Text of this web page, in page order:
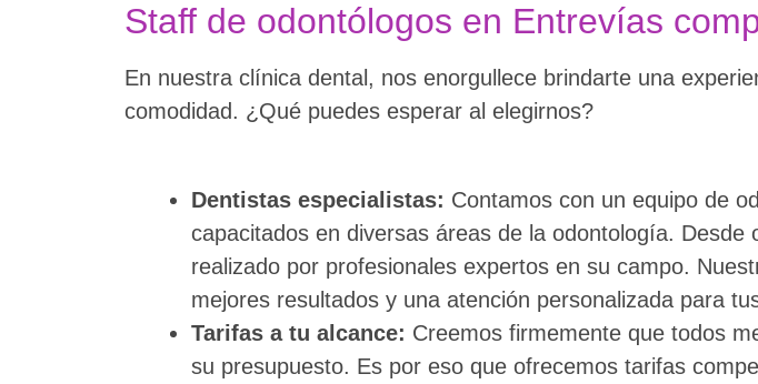
Staff de odontólogos en Entrevías
En nuestra clínica dental, nos enorgullece brindarte una
comodidad. ¿Qué puedes esperar al elegirnos?
Dentistas especialistas: Contamos con un equipo de
capacitados en diversas áreas de la odontología.
realizado por profesionales expertos en su campo.
mejores resultados y una atención personalizada para
Tarifas a tu alcance: Creemos firmemente que todos
su presupuesto. Es por eso que ofrecemos tarifas